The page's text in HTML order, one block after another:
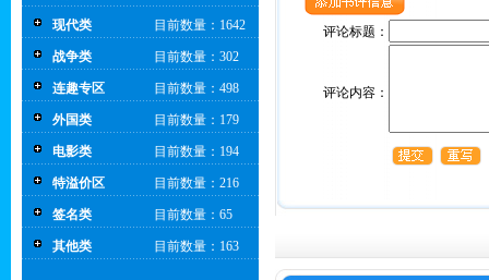
现代类 目前数量：1642
战争类 目前数量：302
连趣专区 目前数量：498
外国类 目前数量：179
电影类 目前数量：194
特溢价区 目前数量：216
签名类 目前数量：65
其他类 目前数量：163
评论标题：
评论内容：